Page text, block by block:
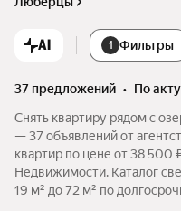
AI 1 Фильтры
37 предложений •
по
Снять квартиру рядом с
— 37 объявлений от
квартир по цене от 38 500
Недвижимости. Каталог
19 м² до 72 м² по